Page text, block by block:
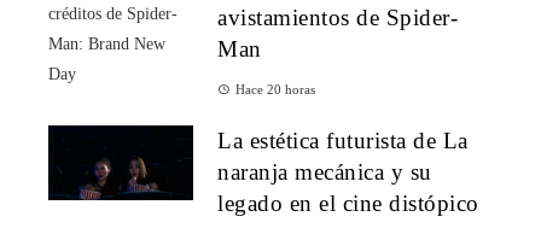
avistamientos de Spider-
Man
Hace 20 horas
La estética futurista de La
naranja mecánica y su
legado en el cine distópico